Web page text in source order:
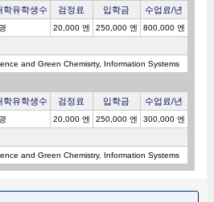
학유학생수 검정료 입학금 수업료/년
20,000 엔 250,000 엔 800,000 엔
and Green Chemisrty, Information Systems
학유학생수 검정료 입학금 수업료/년
20,000 엔 250,000 엔 300,000 엔
and Green Chemistry, Information Systems